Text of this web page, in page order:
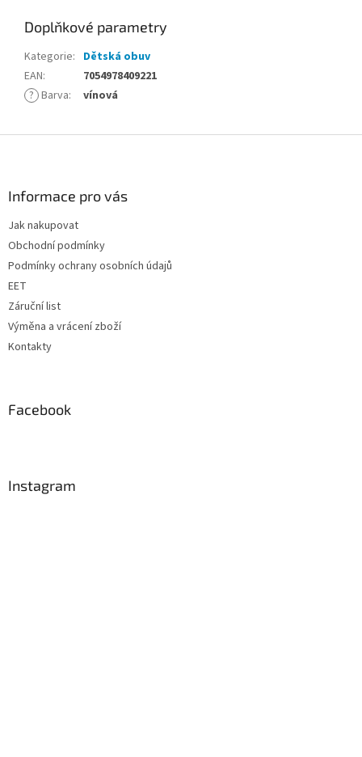
Doplňkové parametry
Kategorie: Dětská obuv
EAN:
7054978409221
? Barva: vínová
Informace pro vás
Jak nakupovat
Obchodní podmínky
Podmínky ochrany osobních údajů
EET
Záruční list
Výměna a vrácení zboží
Kontakty
Facebook
Instagram